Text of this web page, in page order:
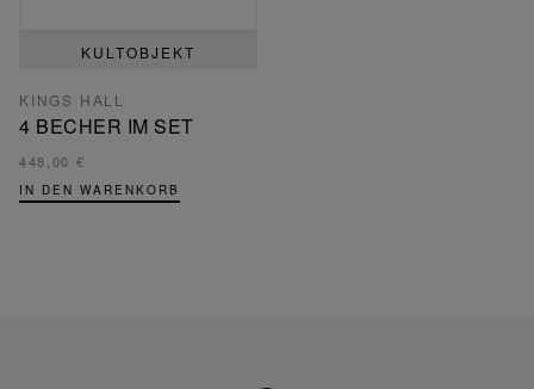
KULTOBJEKT
KINGS HALL
4 BECHER IM SET
448,00 €
IN DEN WARENKORB